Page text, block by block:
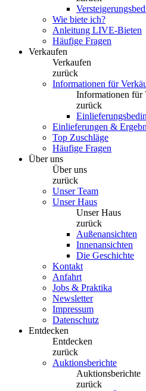
Wie biete ich?
Anleitung LIVE-Bieten
Häufige Fragen
Verkaufen
Verkaufen
zurück
Informationen für
Informationen für
zurück
Einlieferungen &
Top Zuschläge
Häufige Fragen
Über uns
Über uns
zurück
Unser Team
Unser Haus
Unser Haus
zurück
Außenansichten
Innenansichten
Die Geschichte
Kontakt
Anfahrt
Jobs & Praktika
Newsletter
Impressum
Datenschutz
Entdecken
Entdecken
zurück
Auktionsberichte
Auktionsberichte
zurück